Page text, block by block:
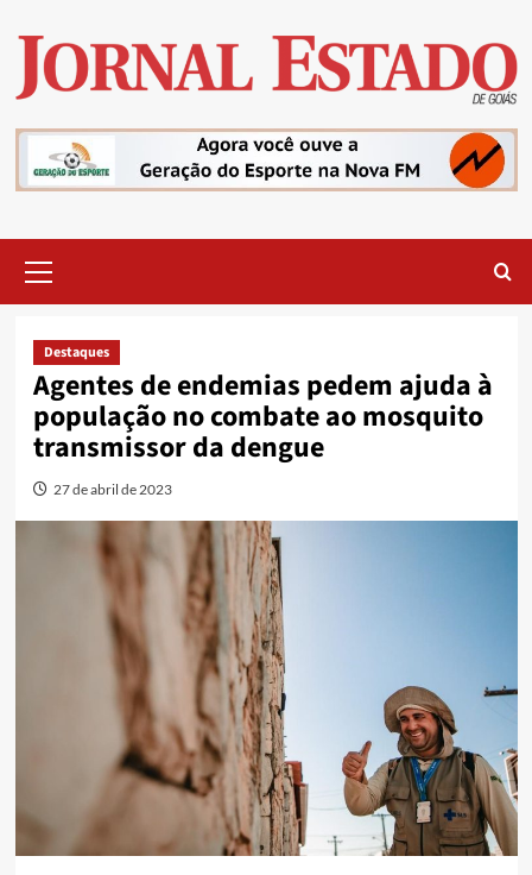
content
Menu
Destaques
Agentes de endemias pedem ajuda à
população no combate ao mosquito
transmissor da dengue
27 de abril de 2023